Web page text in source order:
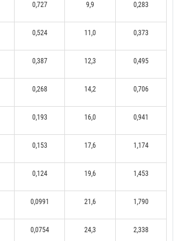
0,727 9,9 0,283
0,524 11,0 0,373
0,387 12,3 0,495
0,268 14,2 0,706
0,193 16,0 0,941
0,153 17,6 1,174
0,124 19,6 1,453
0,0991 21,6 1,790
0,0754 24,3 2,338